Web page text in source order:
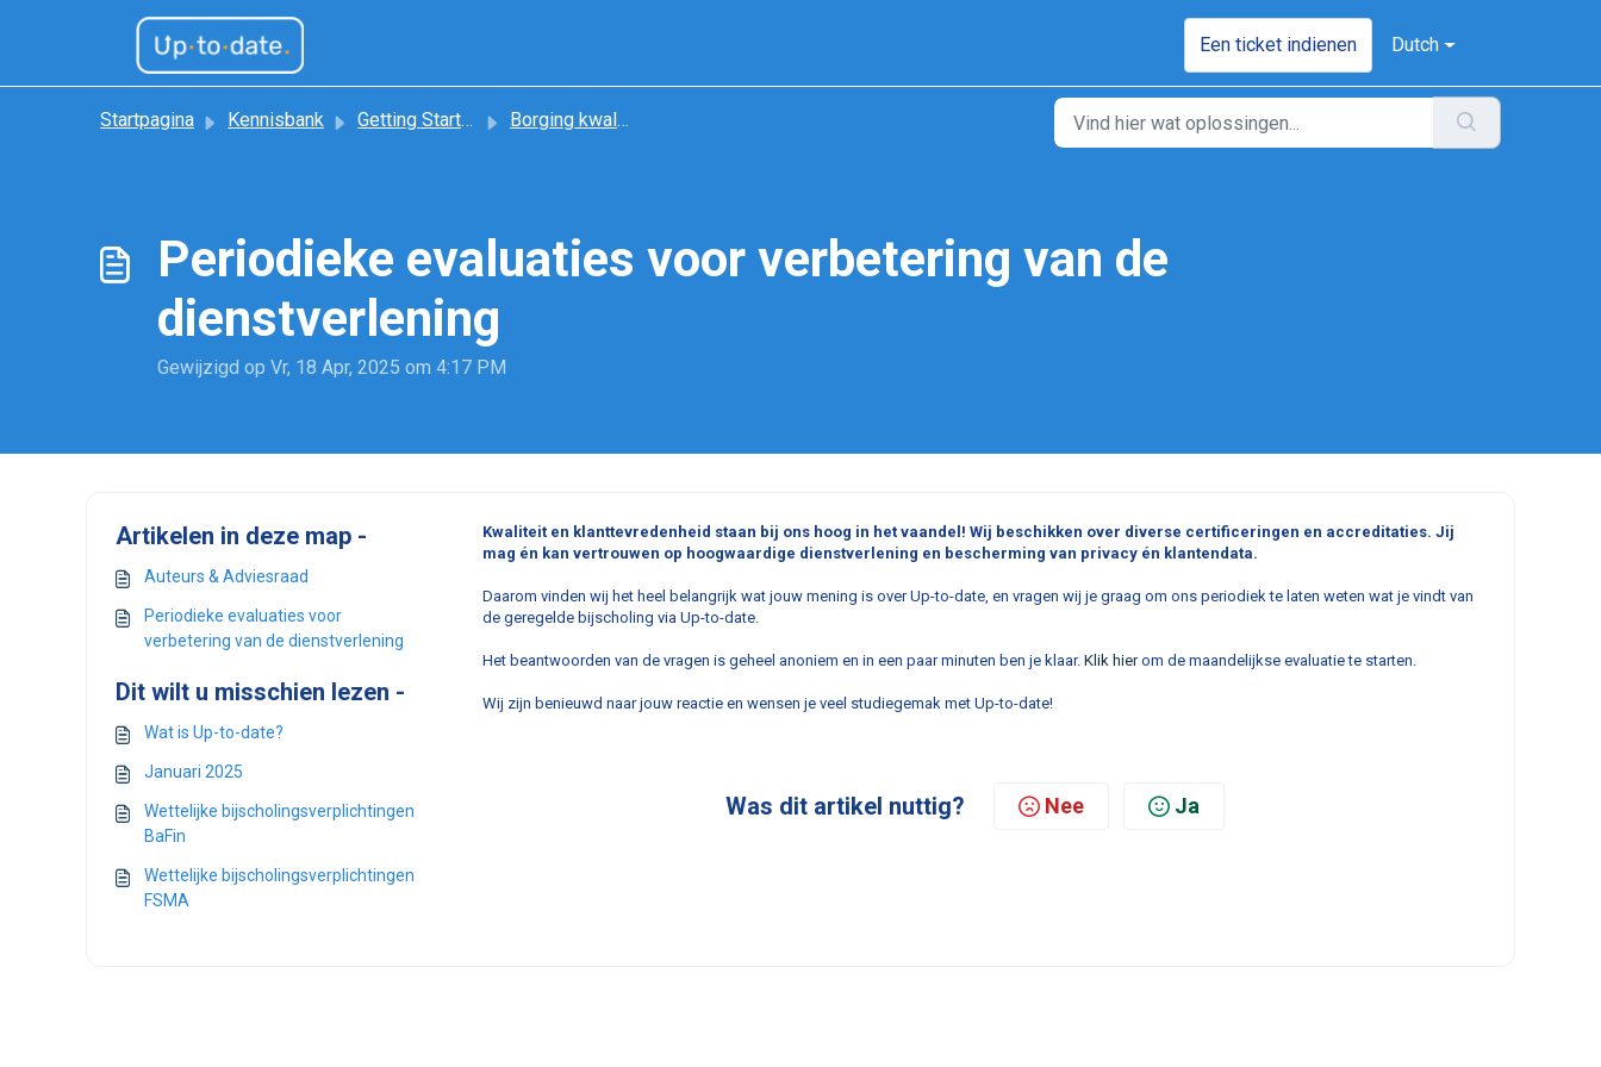
Een ticket indienen
Dutch
Startpagina Kennisbank Getting Started Borging kwaliteit
Periodieke evaluaties voor verbetering van de
dienstverlening
Gewijzigd op Vr, 18 Apr, 2025 om 4:17 PM
Artikelen in deze map -
Auteurs & Adviesraad
Periodieke evaluaties voor
verbetering van de dienstverlening
Dit wilt u misschien lezen -
Wat is Up-to-date?
Januari 2025
Wettelijke bijscholingsverplichtingen
BaFin
Wettelijke bijscholingsverplichtingen
FSMA
Kwaliteit en klanttevredenheid staan bij ons hoog in het vaandel! Wij beschikken over diverse certificeringen en accreditaties. Jij
mag én kan vertrouwen op hoogwaardige dienstverlening en bescherming van privacy én klantendata.
Daarom vinden wij het heel belangrijk wat jouw mening is over Up-to-date, en vragen wij je graag om ons periodiek te laten weten wat je vindt van
de geregelde bijscholing via Up-to-date.
Het beantwoorden van de vragen is geheel anoniem en in een paar minuten ben je klaar. Klik hierom de maandelijkse evaluatie te starten.
Wij zijn benieuwd naar jouw reactie en wensen je veel studiegemak met Up-to-date!
Was dit artikel nuttig? Nee Ja